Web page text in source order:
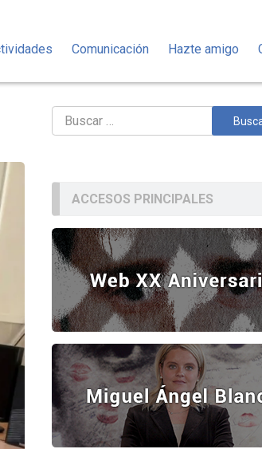
Comunicación Hazte amigo
Buscar:
ACCESOS PRINCIPALES